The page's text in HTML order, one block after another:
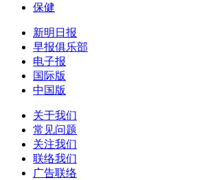
保健
新明日报
早报俱乐部
电子报
国际版
中国版
关于我们
常见问题
关注我们
联络我们
广告联络